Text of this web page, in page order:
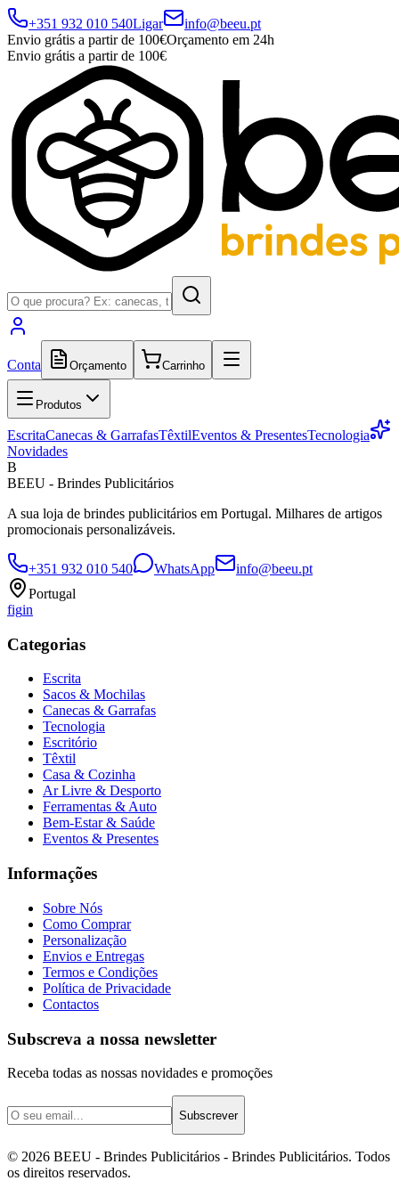
+351 932 010 540Ligar
info@beeu.pt
Envio grátis a partir de 100€Orçamento em 24h
Envio grátis a partir de 100€
Conta Orçamento Carrinho
Produtos
EscritaCanecas & GarrafasTêxtilEventos & PresentesTecnologia
Novidades
B
BEEU - Brindes Publicitários
A sua loja de brindes publicitários em Portugal. Milhares de artigos
promocionais personalizáveis.
+351 932 010 540 WhatsApp
info@beeu.pt
Portugal
figin
Categorias
Escrita
Sacos & Mochilas
Canecas & Garrafas
Tecnologia
Escritório
Têxtil
Casa & Cozinha
Ar Livre & Desporto
Ferramentas & Auto
Bem-Estar & Saúde
Eventos & Presentes
Informações
Sobre Nós
Como Comprar
Personalização
Envios e Entregas
Termos e Condições
Política de Privacidade
Contactos
Subscreva a nossa newsletter
Receba todas as nossas novidades e promoções
Subscrever
© 2026 BEEU - Brindes Publicitários - Brindes Publicitários. Todos
os direitos reservados.